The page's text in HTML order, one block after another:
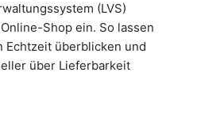
(LVS)
Shop ein. So lassen
Echtzeit überblicken und
über Lieferbarkeit